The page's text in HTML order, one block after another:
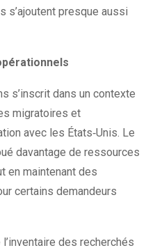
s’ajoutent presque aussi
s’inscrit dans un contexte
migratoires et
avec les États‑Unis. Le
davantage de ressources
en maintenant des
certains demandeurs
des recherchés